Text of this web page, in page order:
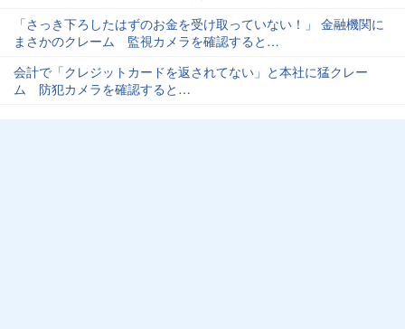
「さっき下ろしたはずのお金を受け取っていない！」 金融機関に
まさかのクレーム 監視カメラを確認すると…
会計で「クレジットカードを返されてない」と本社に猛クレー
ム 防犯カメラを確認すると…